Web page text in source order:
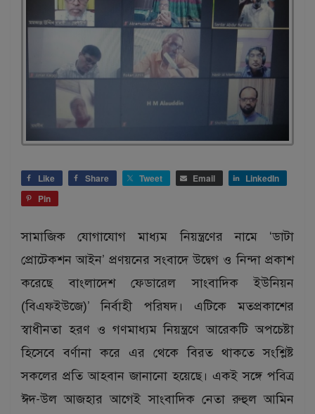
Like Share Tweet Email
LinkedIn
Pin
সামাজিক যোগাযোগ মাধ্যম নিয়ন্ত্রণের নামে ‘ডাটা
প্রোটেকশন আইন’ প্রণয়নের সংবাদে উদ্বেগ ও নিন্দা প্রকাশ
করেছে বাংলাদেশ ফেডারেল সাংবাদিক ইউনিয়ন
(বিএফইউজে)’ নির্বাহী পরিষদ। এটিকে মতপ্রকাশের
স্বাধীনতা হরণ ও গণমাধ্যম নিয়ন্ত্রণে আরেকটি অপচেষ্টা
হিসেবে বর্ণানা করে এর থেকে বিরত থাকতে সংশ্লিষ্ট
সকলের প্রতি আহবান জানানো হয়েছে। একই সঙ্গে পবিত্র
ঈদ-উল আজহার আগেই সাংবাদিক নেতা রুহুল আমিন